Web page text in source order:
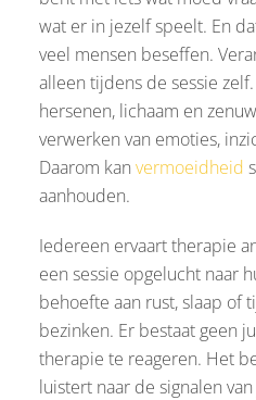
wat er in jezelf speelt. En
veel mensen beseffen.
alleen tijdens de sessie
hersenen, lichaam en
verwerken van emoties,
Daarom kan vermoeidheid
aanhouden.
Iedereen ervaart therapie
een sessie opgelucht naar
behoefte aan rust, slaap of
bezinken. Er bestaat geen
therapie te reageren. Het
luistert naar de signalen